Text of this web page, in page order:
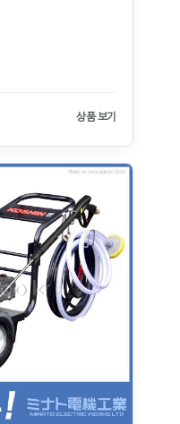
상품 보기